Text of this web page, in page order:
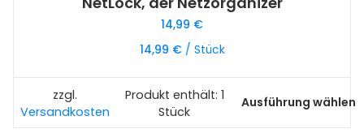
14,99 €
14,99 €/ Stück
zzgl.
Versandkosten
Produkt enthält: 1
Stück
Ausführung wählen
Dieses